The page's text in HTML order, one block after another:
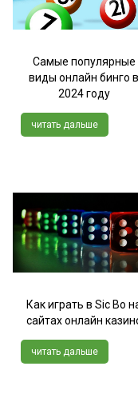
Самые популярные
виды онлайн бинго в
2024 году
читать дальше
Как играть в Sic Bo
сайтах онлайн
читать дальше